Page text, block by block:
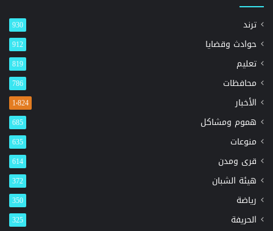
ترند 930
حوادث وقضايا 912
تعليم 819
محافظات 786
الأخبار 1٬824
هموم ومشاكل 685
منوعات 635
قرى ومدن 614
هيئة الشبان 372
رياضة 350
الحريفة 325